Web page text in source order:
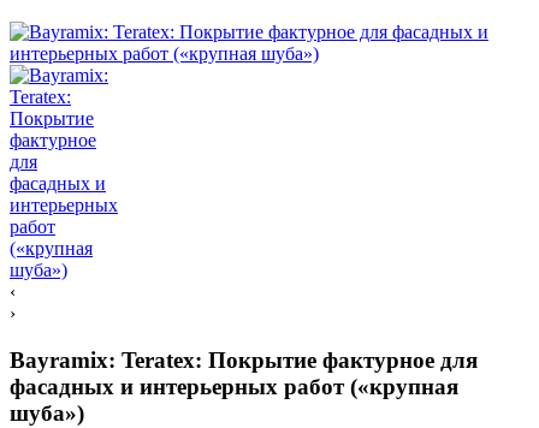
‹
›
Bayramix: Teratex: Покрытие фактурное для
фасадных и интерьерных работ («крупная
шуба»)